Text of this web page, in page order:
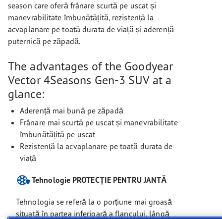
season care oferă frânare scurtă pe uscat și
manevrabilitate îmbunătățită, rezistență la
acvaplanare pe toată durata de viață și aderență
puternică pe zăpadă.
The advantages of the Goodyear
Vector 4Seasons Gen-3 SUV at a
glance:
Aderență mai bună pe zăpadă
Frânare mai scurtă pe uscat și manevrabilitate
îmbunătățită pe uscat
Rezistență la acvaplanare pe toată durata de
viață
Tehnologie PROTECȚIE PENTRU JANTĂ
Tehnologia se referă la o porțiune mai groasă
situată în partea inferioară a flancului, lângă